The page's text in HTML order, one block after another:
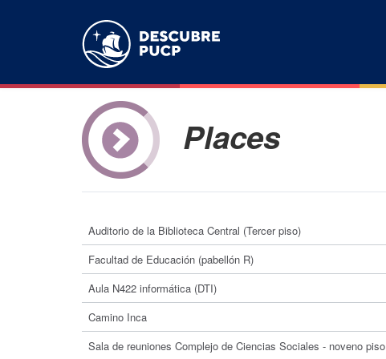
Places
Auditorio de la Biblioteca Central (Tercer piso)
Facultad de Educación (pabellón R)
Aula N422 informática (DTI)
Camino Inca
Sala de reuniones Complejo de Ciencias Sociales - noveno piso